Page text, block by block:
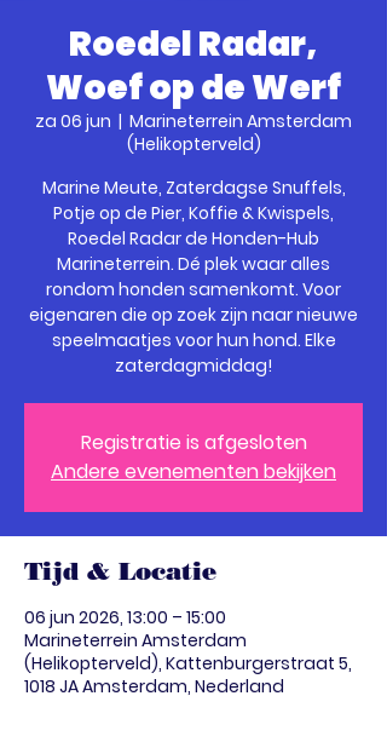
Roedel Radar,
Woef op de Werf
za 06 jun
  |
Marineterrein Amsterdam
(Helikopterveld)
Marine Meute, Zaterdagse Snuffels,
Potje op de Pier, Koffie & Kwispels,
Roedel Radar de Honden-Hub
Marineterrein. Dé plek waar alles
rondom honden samenkomt. Voor
eigenaren die op zoek zijn naar nieuwe
speelmaatjes voor hun hond. Elke
zaterdagmiddag!
Registratie is afgesloten
Andere evenementen bekijken
Tijd & Locatie
06 jun 2026, 13:00 – 15:00
Marineterrein Amsterdam
(Helikopterveld), Kattenburgerstraat 5,
1018 JA Amsterdam, Nederland